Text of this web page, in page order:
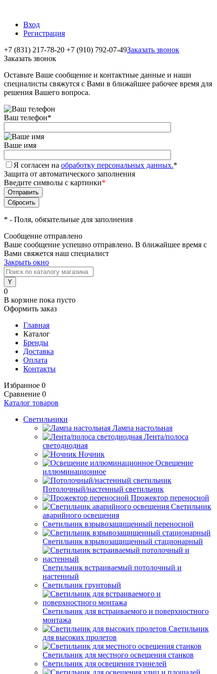
Вход
Регистрация
+7 (831) 217-78-20 +7 (910) 792-07-49Заказать звонок
Заказать звонок
Оставьте Ваше сообщение и контактные данные и наши
специалисты свяжутся с Вами в ближайшее рабочее время для
решения Вашего вопроса.
Ваш телефон*
Ваше имя
Я согласен на обработку персональных данных.*
Защита от автоматического заполнения
Введите символы с картинки*
* - Поля, обязательные для заполнения
Сообщение отправлено
Ваше сообщение успешно отправлено. В ближайшее время с
Вами свяжется наш специалист
Закрыть окно
0
В корзине пока пусто
Оформить заказ
Главная
Каталог
Бренды
Доставка
Оплата
Контакты
Избранное 0
Сравнение 0
Каталог товаров
Светильники
Лампа настольная
Лента/полоса
светодиодная
Ночник
Освещение
иллюминационное
Потолочный/настенный светильник
Прожектор переносной
Светильник
аварийного освещения
Светильник взрывозащищенный переносной
Светильник взрывозащищенный стационарный
Светильник встраиваемый потолочный и
настенный
Светильник грунтовый
Светильник для встраиваемого и поверхностного
монтажа
Светильник
для высоких пролетов
Светильник для местного освещения станков
Светильник для освещения туннелей